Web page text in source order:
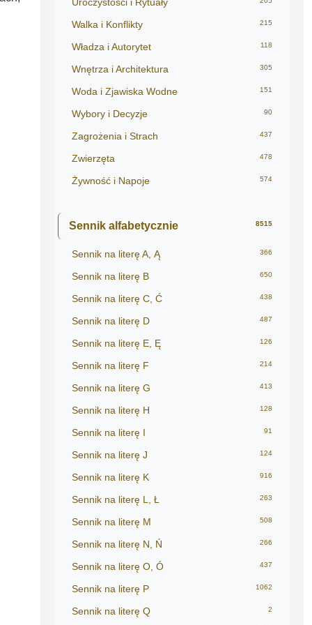
Walka i Konflikty 215
Władza i Autorytet 118
Wnętrza i Architektura 305
Woda i Zjawiska Wodne 151
Wybory i Decyzje 90
Zagrożenia i Strach 437
Zwierzęta 478
Żywność i Napoje 574
Sennik alfabetycznie 8515
Sennik na literę A, Ą 366
Sennik na literę B 650
Sennik na literę C, Ć 438
Sennik na literę D 487
Sennik na literę E, Ę 126
Sennik na literę F 214
Sennik na literę G 413
Sennik na literę H 128
Sennik na literę I 91
Sennik na literę J 124
Sennik na literę K 916
Sennik na literę L, Ł 263
Sennik na literę M 508
Sennik na literę N, Ń 266
Sennik na literę O, Ó 437
Sennik na literę P 1062
Sennik na literę Q 2